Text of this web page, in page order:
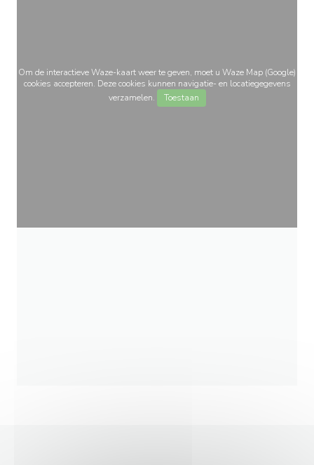
Om de interactieve Waze-kaart weer te geven, moet u Waze Map (Google)
cookies accepteren. Deze cookies kunnen navigatie- en locatiegegevens
verzamelen.
Toestaan